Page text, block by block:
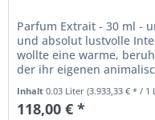
Parfum Extrait - 30 ml -
und absolut lustvolle
wollte eine warme,
der ihr eigenen
Inhalt0.03 Liter(3.933,33 € * / 1
118,00 € *